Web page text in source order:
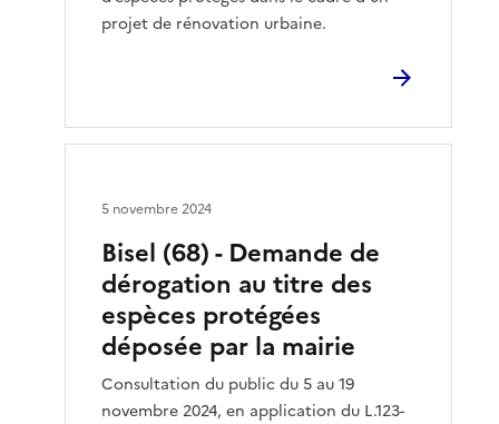
projet de rénovation urbaine.
Bisel (68) - Demande de
dérogation au titre des
espèces protégées
déposée par la mairie
Consultation du public du 5 au 19
novembre 2024, en application du L.123-
5 novembre 2024